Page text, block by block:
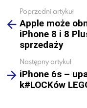
more
Poprzedni artykuł
Apple może
iPhone 8 i 8
sprzedaży
Następny artykuł
iPhone 6s –
k#LOCKów